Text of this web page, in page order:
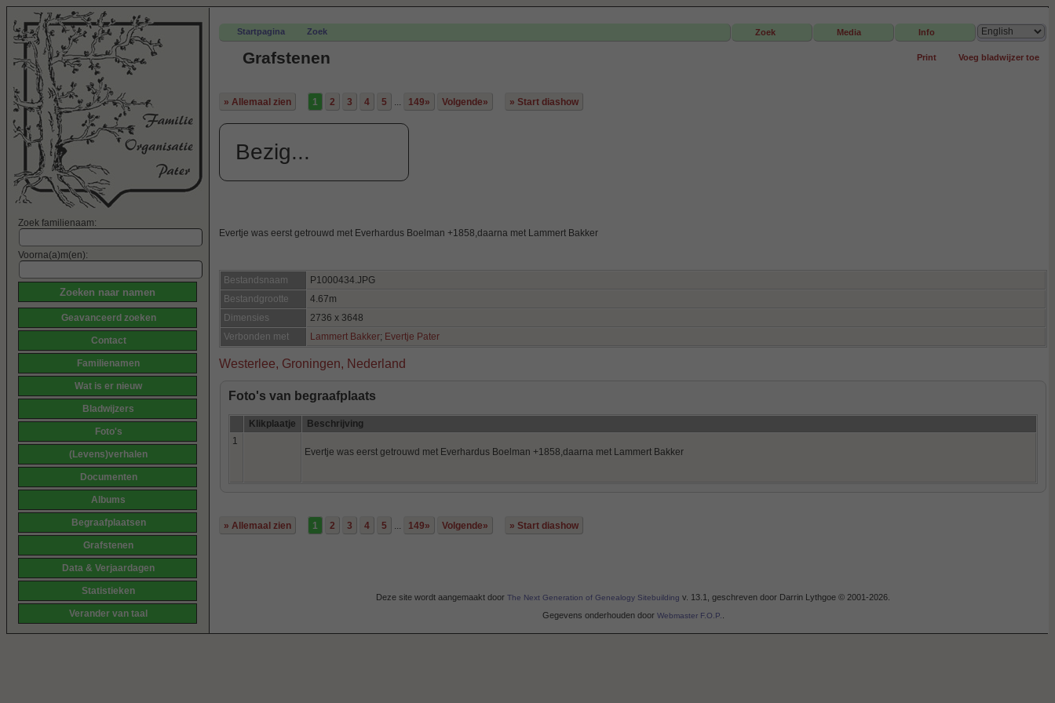
Zoek familienaam:
Voorna(a)m(en):
Geavanceerd zoeken
Contact
Familienamen
Wat is er nieuw
Bladwijzers
Foto's
(Levens)verhalen
Documenten
Albums
Begraafplaatsen
Grafstenen
Data & Verjaardagen
Statistieken
Verander van taal
Startpagina Zoek Zoek Media Info
Print Voeg bladwijzer toe
Grafstenen
» Allemaal zien 1 2 3 4 5 ... 149» Volgende» » Start diashow
Bezig...
Evertje was eerst getrouwd met Everhardus Boelman +1858,daarna met Lammert Bakker
Bestandsnaam
P1000434.JPG
Bestandgrootte
4.67m
Dimensies
2736 x 3648
Verbonden met
Lammert Bakker; Evertje Pater
Westerlee, Groningen, Nederland
Foto's van begraafplaats
Klikplaatje
Beschrijving
1
Evertje was eerst getrouwd met Everhardus Boelman +1858,daarna met Lammert Bakker
» Allemaal zien 1 2 3 4 5 ... 149» Volgende» » Start diashow
Deze site wordt aangemaakt door The Next Generation of Genealogy Sitebuilding v. 13.1, geschreven door Darrin Lythgoe © 2001-2026.
Gegevens onderhouden door Webmaster F.O.P.